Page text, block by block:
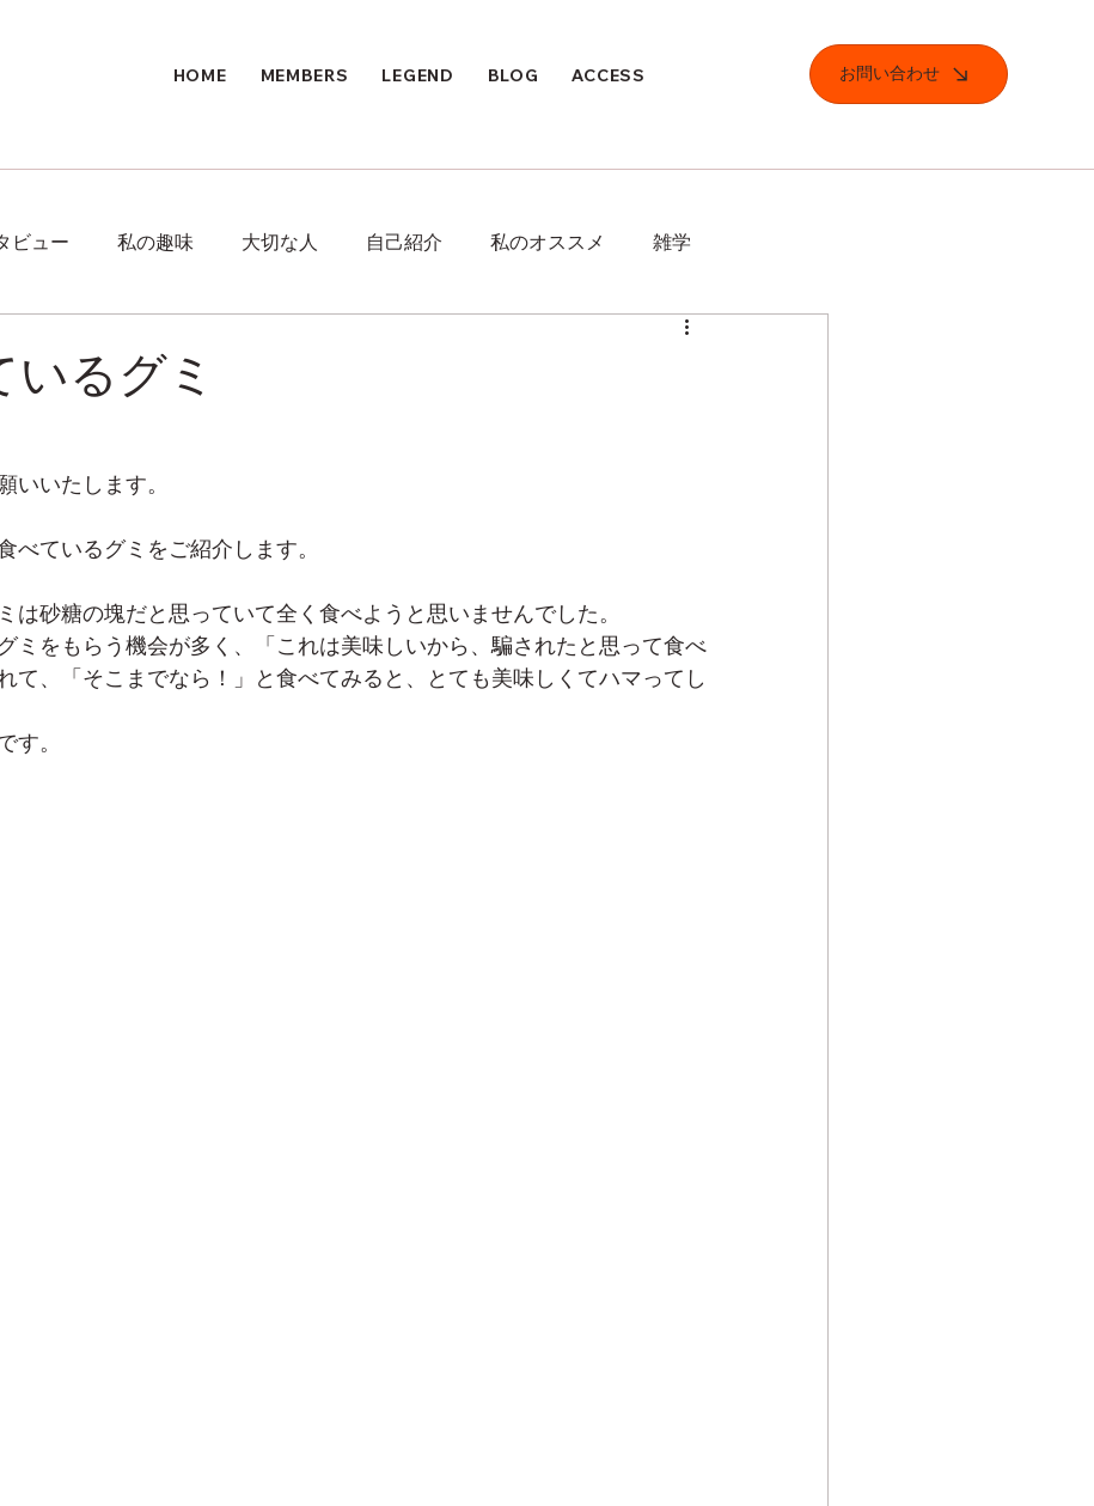
HOME MEMBERS LEGEND BLOG ACCESS お問い合わせ
ビュー 私の趣味 大切な人 自己紹介 私のオススメ 雑学
るグミ
いいたします。
べているグミをご紹介します。
は砂糖の塊だと思っていて全く食べようと思いませんでした。
ミをもらう機会が多く、「これは美味しいから、騙されたと思って食べ
て、「そこまでなら！」と食べてみると、とても美味しくてハマってし
す。